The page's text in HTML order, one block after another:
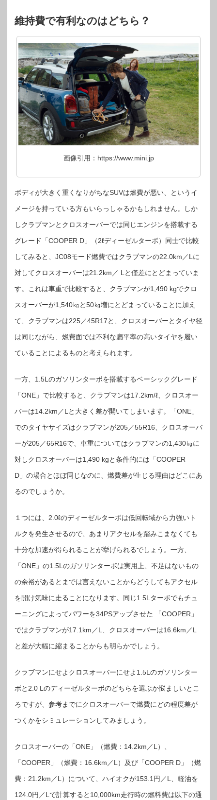
維持費で有利なのはどちら？
画像引用：https://www.mini.jp
ボディが大きく重くなりがちなSUVは燃費が悪い、というイ
メージを持っている方もいらっしゃるかもしれません。しか
しクラブマンとクロスオーバーでは同じエンジンを搭載する
グレード「COOPER D」（2ℓディーゼルターボ）同士で比較
してみると、JC08モード燃費ではクラブマンの22.0km／Lに
対してクロスオーバーは21.2km／ Lと僅差にとどまっていま
す。これは車重で比較すると、クラブマンが1,490 kgでクロ
スオーバーが1,540㎏と50㎏増にとどまっていることに加え
て、クラブマンは225／45R17と、クロスオーバーとタイヤ径
は同じながら、燃費面では不利な扁平率の高いタイヤを履い
ていることによるものと考えられます。
一方、1.5Lのガソリンターボを搭載するベーシックグレード
「ONE」で比較すると、クラブマンは17.2km/ℓ、クロスオー
バーは14.2km／Lと大きく差が開いてしまいます。「ONE」
でのタイヤサイズはクラブマンが205／55R16、クロスオーバ
ーが205／65R16で、車重についてはクラブマンの1,430㎏に
対しクロスオーバーは1,490 kgと条件的には「COOPER
D」の場合とほぼ同じなのに、燃費差が生じる理由はどこにあ
るのでしょうか。
１つには、2.0ℓのディーゼルターボは低回転域から力強いト
ルクを発生させるので、あまりアクセルを踏みこまなくても
十分な加速が得られることが挙げられるでしょう。一方、
「ONE」の1.5Lのガソリンターボは実用上、不足はないもの
の余裕があるとまでは言えないことからどうしてもアクセル
を開け気味に走ることになります。同じ1.5Lターボでもチュ
ーニングによってパワーを34PSアップさせた 「COOPER」
ではクラブマンが17.1km／L、クロスオーバーは16.6km／L
と差が大幅に縮まることからも明らかでしょう。
クラブマンにせよクロスオーバーにせよ1.5Lのガソリンター
ボと2.0 Lのディーゼルターボのどちらを選ぶか悩ましいとこ
ろですが、参考までにクロスオーバーで燃費にどの程度差が
つくかをシミュレーションしてみましょう。
クロスオーバーの「ONE」（燃費：14.2km／L）、
「COOPER」（燃費：16.6km／L）及び「COOPER D」（燃
費：21.2km／L）について、ハイオクが153.1円／L、軽油を
124.0円／Lで計算すると10,000km走行時の燃料費は以下の通